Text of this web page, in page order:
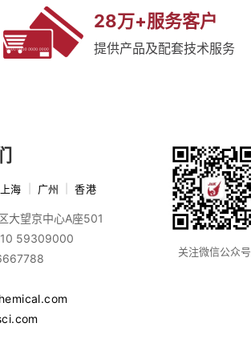
28万+服务客户
提供产品及配套技术服务
上海 广州 香港
大望京中心A座501
59309000
关注微信公众号